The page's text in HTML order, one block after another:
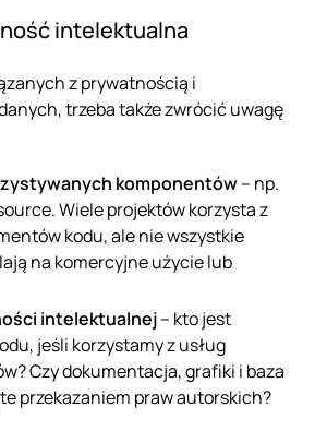
intelektualna
z prywatnością i
trzeba także zwrócić uwagę
komponentów– np.
Wiele projektów korzysta z
kodu, ale nie wszystkie
na komercyjne użycie lub
intelektualnej– kto jest
jeśli korzystamy z usług
Czy dokumentacja, grafiki i baza
przekazaniem praw autorskich?